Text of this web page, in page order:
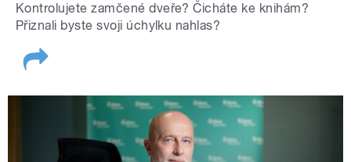
Kontrolujete zamčené dveře? Čicháte ke knihám?
Přiznali byste svoji úchylku nahlas?